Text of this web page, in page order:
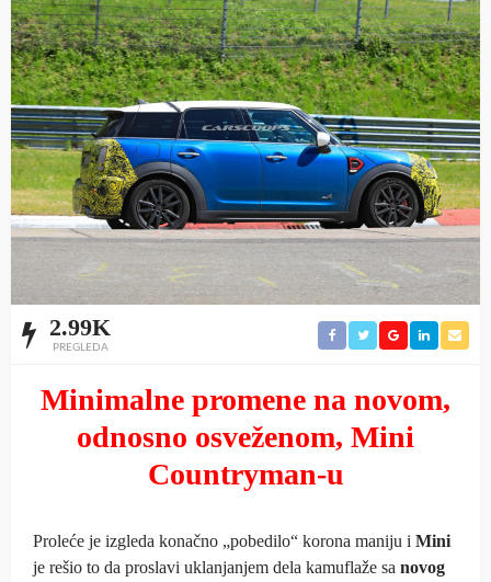
2.99K
PREGLEDA
Minimalne promene na novom,
odnosno osveženom, Mini
Countryman-u
Proleće je izgleda konačno „pobedilo“ korona maniju i Mini
je rešio to da proslavi uklanjanjem dela kamuflaže sa novog